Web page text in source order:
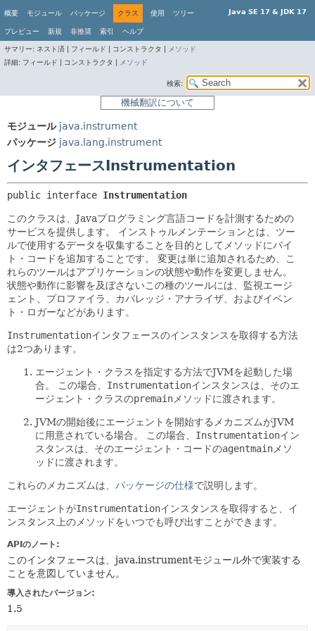
Java SE 17 & JDK 17
概要 モジュール パッケージ クラス 使用 ツリー
プレビュー 新規 非推奨 索引 ヘルプ
サマリー: ネスト済 | フィールド | コンストラクタ |
メソッド
詳細: フィールド | コンストラクタ | メソッド
検索:
機械翻訳について
モジュール java.instrument
パッケージ java.lang.instrument
インタフェースInstrumentation
public interface Instrumentation
このクラスは、Javaプログラミング言語コードを計測するための
サービスを提供します。
インストゥルメンテーションとは、ツー
ルで使用するデータを収集することを目的としてメソッドにバイ
ト・コードを追加することです。
変更は単に追加されるため、こ
れらのツールはアプリケーションの状態や動作を変更しません。
状態や動作に影響を及ぼさないこの種のツールには、監視エージ
ェント、プロファイラ、カバレッジ・アナライザ、およびイベン
ト・ロガーなどがあります。
Instrumentationインタフェースのインスタンスを取得する方法
は2つあります。
エージェント・クラスを指定する方法でJVMを起動した場
合。
この場合、 Instrumentationインスタンスは、そのエ
ージェント・クラスのpremain メソッドに渡されます。
JVMの開始後にエージェントを開始するメカニズムがJVM
に用意されている場合。
この場合、 Instrumentationイン
スタンスは、そのエージェント・コードのagentmain メソ
ッドに渡されます。
これらのメカニズムは、 パッケージの仕様で説明します。
エージェントがInstrumentationインスタンスを取得すると、イ
ンスタンス上のメソッドをいつでも呼び出すことができます。
APIのノート:
このインタフェースは、java.instrumentモジュール外で実装する
ことを意図していません。
導入されたバージョン:
1.5